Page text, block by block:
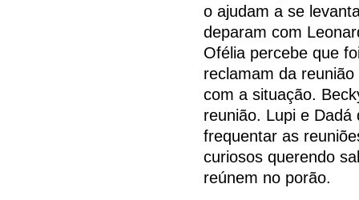
o ajudam a se
deparam com
Ofélia percebe que
reclamam da
com a situação.
reunião. Lupi e
frequentar as
curiosos querendo
reúnem no porão.